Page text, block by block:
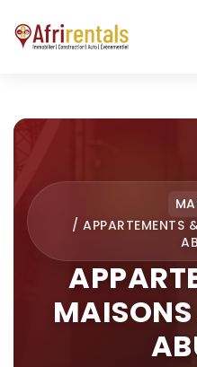
/ APPARTEMENTS